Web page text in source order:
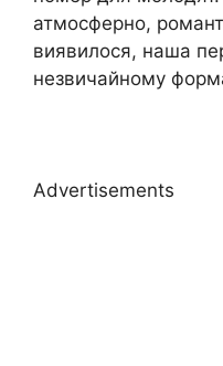
атмосферно,
виявилося, наша
незвичайному
Advertisements